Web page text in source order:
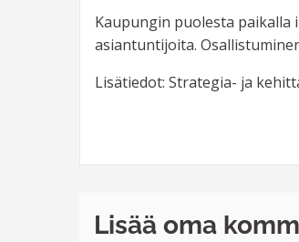
Kaupungin puolesta paikalla
asiantuntijoita.
Lisätiedot: Strategia- ja
Lisää oma